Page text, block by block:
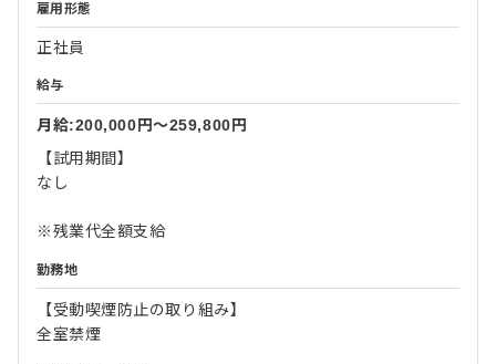
雇用形態
正社員
給与
月給:200,000円〜259,800円
【試用期間】
なし
※残業代全額支給
勤務地
【受動喫煙防止の取り組み】
全室禁煙